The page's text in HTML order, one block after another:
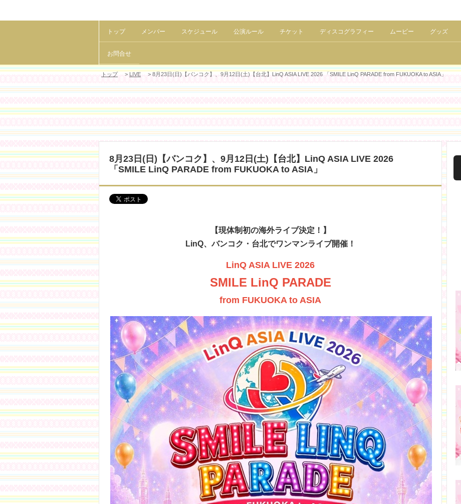
トップ メンバー スケジュール 公演ルール チケット ディスコグラフィー ムービー グッズ
お問合せ
トップ > LIVE > 8月23日(日)【バンコク】、9月12日(土)【台北】LinQ ASIA LIVE 2026 「SMILE LinQ PARADE from FUKUOKA to ASIA」
8月23日(日)【バンコク】、9月12日(土)【台北】LinQ ASIA LIVE 2026
「SMILE LinQ PARADE from FUKUOKA to ASIA」
【現体制初の海外ライブ決定！】
LinQ、バンコク・台北でワンマンライブ開催！
LinQ ASIA LIVE 2026
SMILE LinQ PARADE
from FUKUOKA to ASIA